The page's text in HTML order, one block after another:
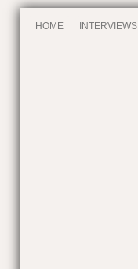
HOME INTERVIEWS